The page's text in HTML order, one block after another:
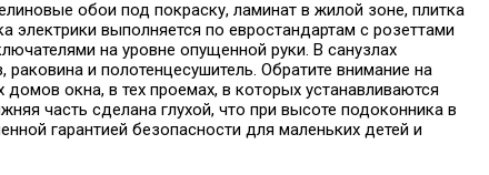
обои под покраску, ламинат в жилой зоне, плитка
электрики выполняется по евростандартам с розеттами
на уровне опущенной руки. В санузлах
раковина и полотенцесушитель. Обратите внимание на
окна, в тех проемах, в которых устанавливаются
часть сделана глухой, что при высоте подоконника в
гарантией безопасности для маленьких детей и